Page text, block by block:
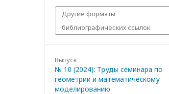
Другие форматы
библиографических ссылок
Выпуск
№ 10 (2024): Труды семинара по
геометрии и математическому
моделированию